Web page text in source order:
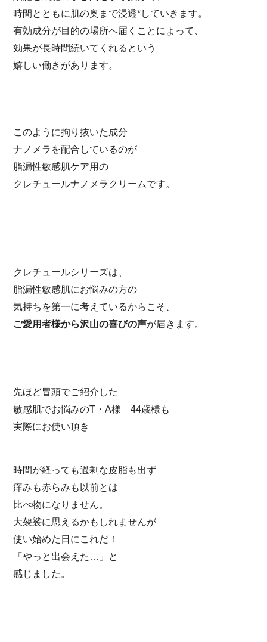
時間とともに肌の奥まで浸透*していきます。
有効成分が目的の場所へ届くことによって、
効果が長時間続いてくれるという
嬉しい働きがあります。
このように拘り抜いた成分
ナノメラを配合しているのが
脂漏性敏感肌ケア用の
クレチュールナノメラクリームです。
クレチュールシリーズは、
脂漏性敏感肌にお悩みの方の
気持ちを第一に考えているからこそ、
ご愛用者様から沢山の喜びの声が届きます。
先ほど冒頭でご紹介した
敏感肌でお悩みのT・A様 44歳様も
実際にお使い頂き
時間が経っても過剰な皮脂も出ず
痒みも赤らみも以前とは
比べ物になりません。
大袈裟に思えるかもしれませんが
使い始めた日にこれだ！
「やっと出会えた…」と
感じました。